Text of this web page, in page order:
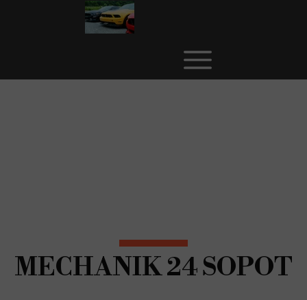
MECHANIK 24 SOPOT